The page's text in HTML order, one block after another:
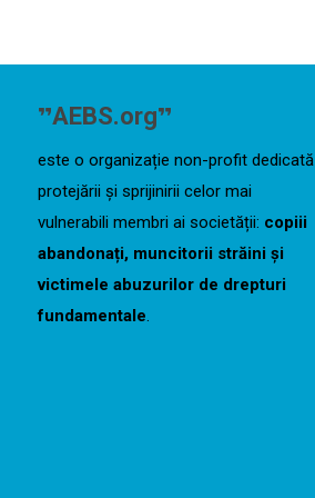
„AEBS.org”
este o organizație non-profit dedicată
protejării și sprijinirii celor mai
vulnerabili membri ai societății: copiii
abandonați, muncitorii străini și
victimele abuzurilor de drepturi
fundamentale.